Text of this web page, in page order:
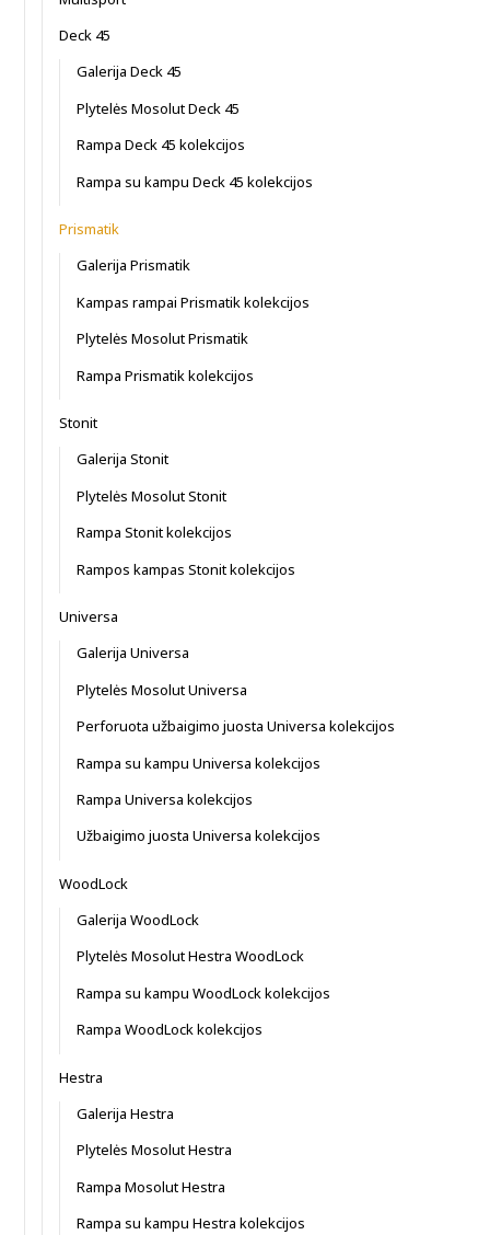
Deck 45
Galerija Deck 45
Plytelės Mosolut Deck 45
Rampa Deck 45 kolekcijos
Rampa su kampu Deck 45 kolekcijos
Prismatik
Galerija Prismatik
Kampas rampai Prismatik kolekcijos
Plytelės Mosolut Prismatik
Rampa Prismatik kolekcijos
Stonit
Galerija Stonit
Plytelės Mosolut Stonit
Rampa Stonit kolekcijos
Rampos kampas Stonit kolekcijos
Universa
Galerija Universa
Plytelės Mosolut Universa
Perforuota užbaigimo juosta Universa kolekcijos
Rampa su kampu Universa kolekcijos
Rampa Universa kolekcijos
Užbaigimo juosta Universa kolekcijos
WoodLock
Galerija WoodLock
Plytelės Mosolut Hestra WoodLock
Rampa su kampu WoodLock kolekcijos
Rampa WoodLock kolekcijos
Hestra
Galerija Hestra
Plytelės Mosolut Hestra
Rampa Mosolut Hestra
Rampa su kampu Hestra kolekcijos